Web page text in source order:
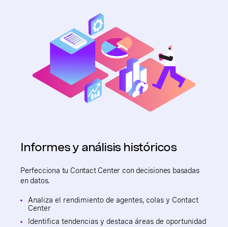
Informes y análisis históricos
Perfecciona tu Contact Center con decisiones basadas
en datos.
Analiza el rendimiento de agentes, colas y Contact
Center
Identifica tendencias y destaca áreas de oportunidad